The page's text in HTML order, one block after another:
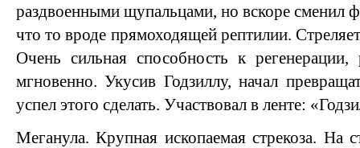
раздвоенными щупальцами, но вскоре
что то вроде прямоходящей рептилии.
Очень сильная способность к регенерации,
мгновенно. Укусив Годзиллу, начал
успел этого сделать. Участвовал в ленте:
Меганула. Крупная ископаемая стрекоза. На